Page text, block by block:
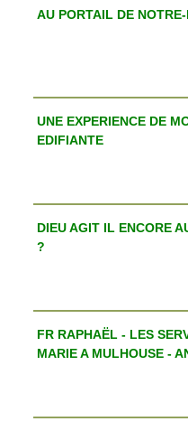
AU PORTAIL DE
UNE EXPERIENCE DE
EDIFIANTE
DIEU AGIT IL ENCORE
?
FR RAPHAËL - LES
MARIE A MULHOUSE -